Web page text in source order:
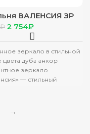
ВАЛЕНСИЯ ЗР
АНКОР
₽ 2 754₽
зеркало в стильной
цвета дуба анкор
зеркало
— стильный
→